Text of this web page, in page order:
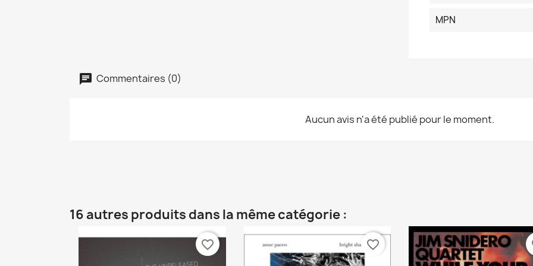
MPN
Commentaires (0)
Aucun avis n'a été publié pour le moment.
16 autres produits dans la même catégorie :
favorite_border favorite_border